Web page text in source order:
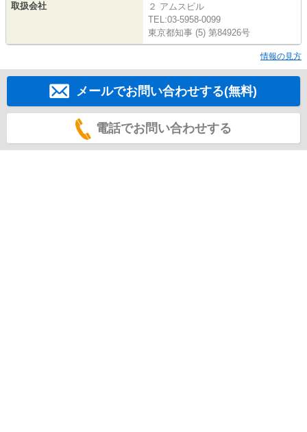
取扱会社
２ アムスビル
TEL:03-5958-0099
東京都知事 (5) 第84926号
情報の見方
メールでお問い合わせする(無料)
電話でお問い合わせする